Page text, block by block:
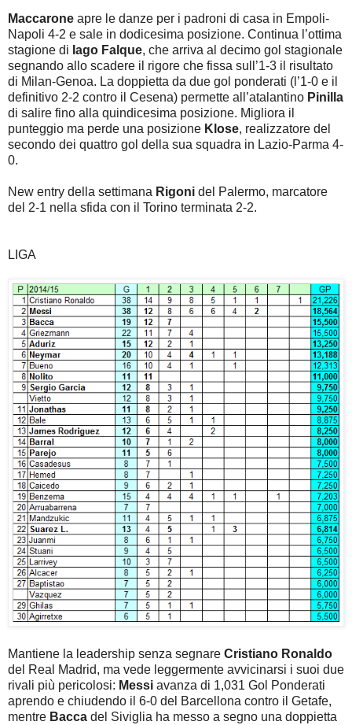
Maccarone apre le danze per i padroni di casa in Empoli-
Napoli 4-2 e sale in dodicesima posizione. Continua l’ottima
stagione di Iago Falque, che arriva al decimo gol stagionale
segnando allo scadere il rigore che fissa sull’1-3 il risultato
di Milan-Genoa. La doppietta da due gol ponderati (l’1-0 e il
definitivo 2-2 contro il Cesena) permette all’atalantino Pinilla
di salire fino alla quindicesima posizione. Migliora il
punteggio ma perde una posizione Klose, realizzatore del
secondo dei quattro gol della sua squadra in Lazio-Parma 4-
0.
New entry della settimana Rigoni del Palermo, marcatore
del 2-1 nella sfida con il Torino terminata 2-2.
LIGA
Mantiene la leadership senza segnare Cristiano Ronaldo
del Real Madrid, ma vede leggermente avvicinarsi i suoi due
rivali più pericolosi: Messi avanza di 1,031 Gol Ponderati
aprendo e chiudendo il 6-0 del Barcellona contro il Getafe,
mentre Bacca del Siviglia ha messo a segno una doppietta